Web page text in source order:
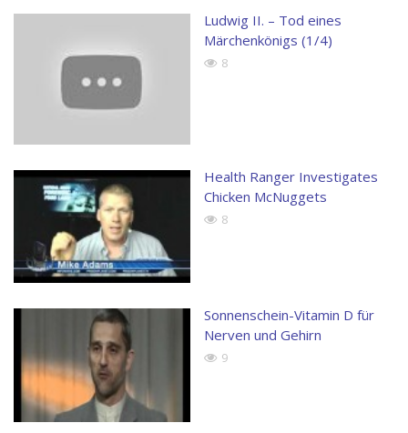
Ludwig II. – Tod eines
Märchenkönigs (1/4)
8
Health Ranger Investigates
Chicken McNuggets
8
Sonnenschein-Vitamin D für
Nerven und Gehirn
9